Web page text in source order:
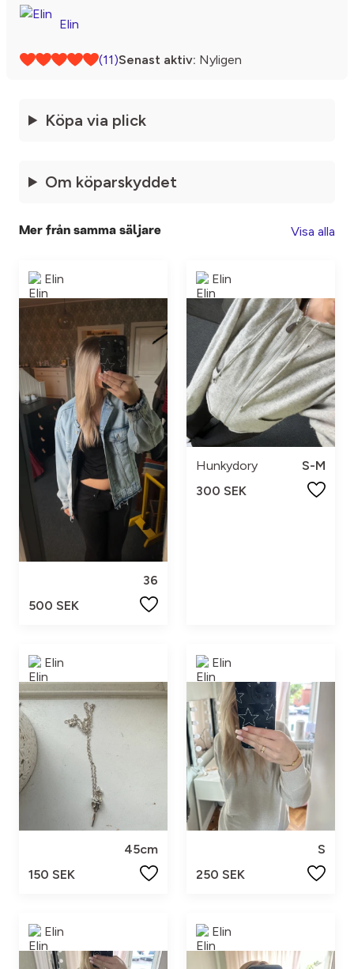
Elin
(11)Senast aktiv: Nyligen
Köpa via plick
Om köparskyddet
Mer från samma säljare Visa alla
Elin
36
500 SEK
Elin
Hunkydory
S-M
300 SEK
Elin
45cm
150 SEK
Elin
S
250 SEK
Elin Elin